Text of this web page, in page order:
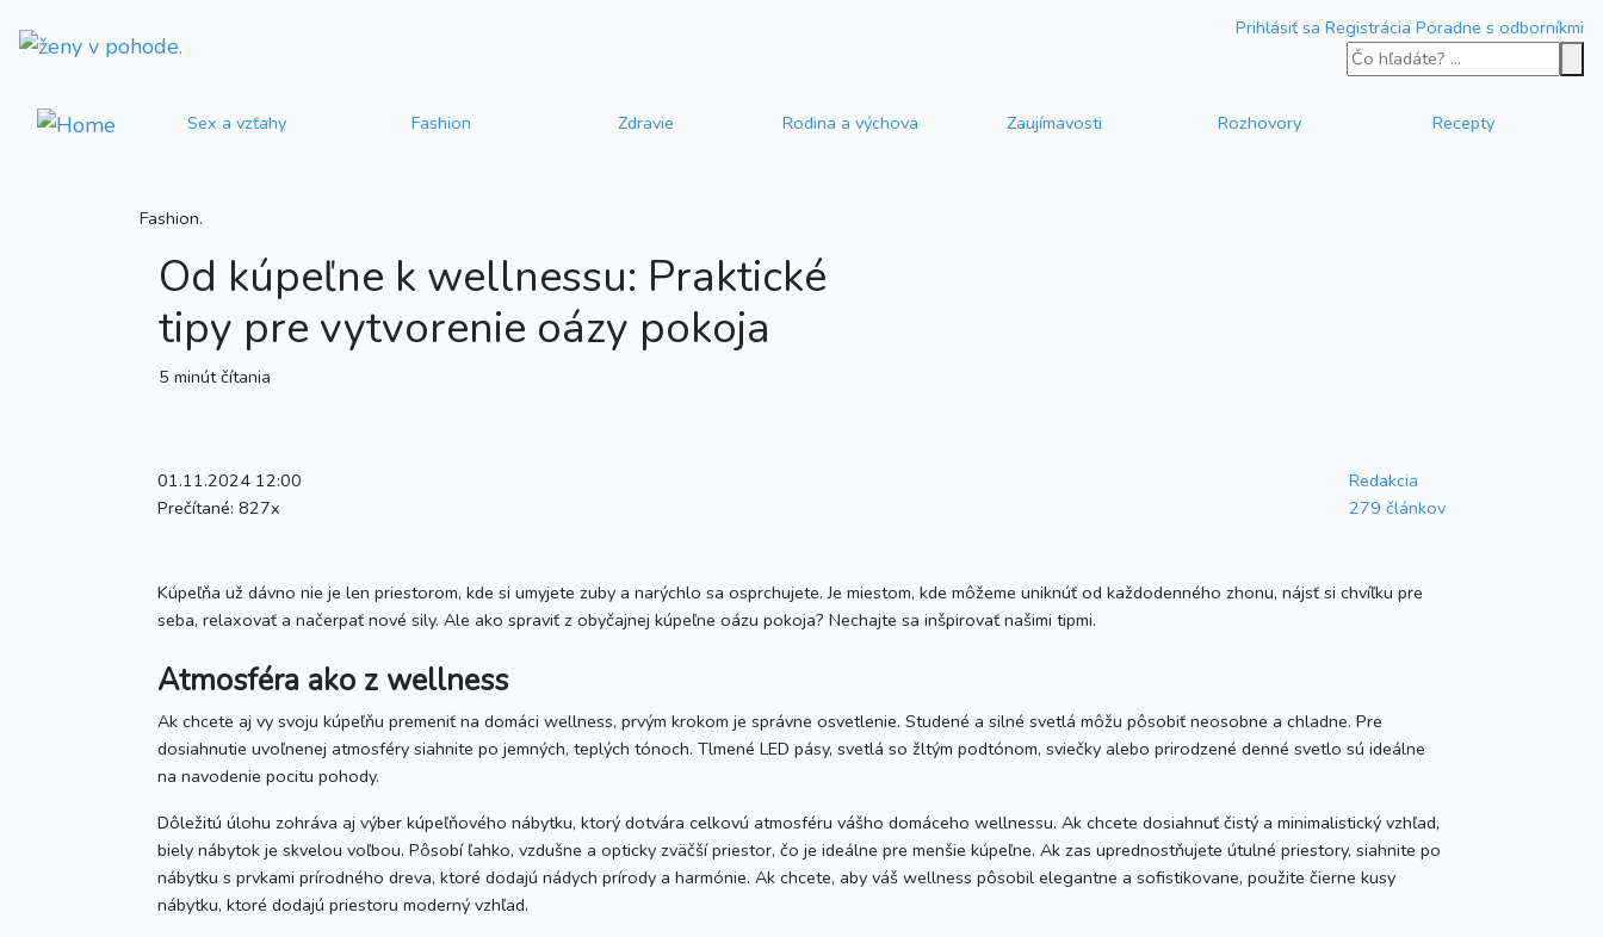
Prihlásiť sa Registrácia Poradne s odborníkmi
Sex a vzťahy Fashion Zdravie Rodina a výchova Zaujímavosti Rozhovory Recepty
Fashion.
Od kúpeľne k wellnessu: Praktické
tipy pre vytvorenie oázy pokoja
5 minút čítania
01.11.2024 12:00
Prečítané: 827x
Redakcia
279 článkov
Kúpeľňa už dávno nie je len priestorom, kde si umyjete zuby a narýchlo sa osprchujete. Je miestom, kde môžeme uniknúť od každodenného zhonu, nájsť si chvíľku pre
seba, relaxovať a načerpať nové sily. Ale ako spraviť z obyčajnej kúpeľne oázu pokoja? Nechajte sa inšpirovať našimi tipmi.
Atmosféra ako z wellness
Ak chcete aj vy svoju kúpeľňu premeniť na domáci wellness, prvým krokom je správne osvetlenie. Studené a silné svetlá môžu pôsobiť neosobne a chladne. Pre
dosiahnutie uvoľnenej atmosféry siahnite po jemných, teplých tónoch. Tlmené LED pásy, svetlá so žltým podtónom, sviečky alebo prirodzené denné svetlo sú ideálne
na navodenie pocitu pohody.
Dôležitú úlohu zohráva aj výber kúpeľňového nábytku, ktorý dotvára celkovú atmosféru vášho domáceho wellnessu. Ak chcete dosiahnuť čistý a minimalistický vzhľad,
biely nábytok je skvelou voľbou. Pôsobí ľahko, vzdušne a opticky zväčší priestor, čo je ideálne pre menšie kúpeľne. Ak zas uprednostňujete útulné priestory, siahnite po
nábytku s prvkami prírodného dreva, ktoré dodajú nádych prírody a harmónie. Ak chcete, aby váš wellness pôsobil elegantne a sofistikovane, použite čierne kusy
nábytku, ktoré dodajú priestoru moderný vzhľad.